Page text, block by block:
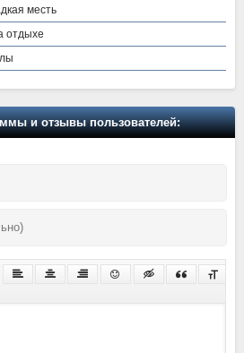
месть
отдыхе
и отзывы пользователей: